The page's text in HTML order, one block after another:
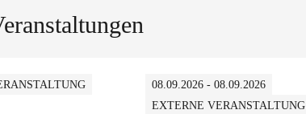
08.09.2026 - 08.09.2026
EXTERNE VERANSTALTUNG